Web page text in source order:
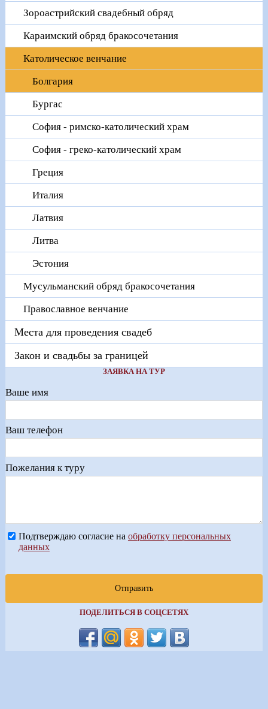
Зороастрийский свадебный обряд
Караимский обряд бракосочетания
Католическое венчание
Болгария
Бургас
София - римско-католический храм
София - греко-католический храм
Греция
Италия
Латвия
Литва
Эстония
Мусульманский обряд бракосочетания
Православное венчание
Места для проведения свадеб
Закон и свадьбы за границей
ЗАЯВКА НА ТУР
Ваше имя
Ваш телефон
Пожелания к туру
Подтверждаю согласие на обработку персональных
данных
Отправить
ПОДЕЛИТЬСЯ В СОЦСЕТЯХ